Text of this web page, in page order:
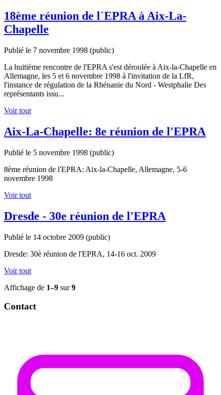
18ème réunion de l´EPRA à Aix-La-
Chapelle
Publié le 7 novembre 1998 (public)
La huitième rencontre de l'EPRA s'est déroulée à Aix-la-Chapelle en
Allemagne, les 5 et 6 novembre 1998 à l'invitation de la LfR,
l'instance de régulation de la Rhénanie du Nord - Westphalie Des
représentants issu...
Voir tout
Aix-La-Chapelle: 8e réunion de l'EPRA
Publié le 5 novembre 1998 (public)
8ème réunion de l'EPRA: Aix-la-Chapelle, Allemagne, 5-6
novembre 1998
Voir tout
Dresde - 30e réunion de l'EPRA
Publié le 14 octobre 2009 (public)
Dresde: 30è réunion de l'EPRA, 14-16 oct. 2009
Voir tout
Affichage de 1–9 sur9
Contact